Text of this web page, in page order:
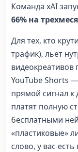
Команда xAI
66% на
Для тех, кто
трафик), льет
видеокреативов
YouTube Shorts
прямой сигнал к
платят полную
бесплатными
«пластиковые»
слово, у вас